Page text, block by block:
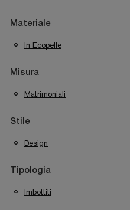
Materiale
In Ecopelle
Misura
Matrimoniali
Stile
Design
Tipologia
Imbottiti